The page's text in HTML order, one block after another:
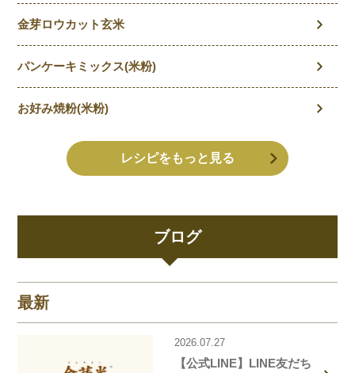
ブログ
最新
2026.07.27
【公式LINE】LINE友だち
金芽ロウカット玄米
パンケーキミックス(米粉)
お好み焼粉(米粉)
レシピをもっと見る